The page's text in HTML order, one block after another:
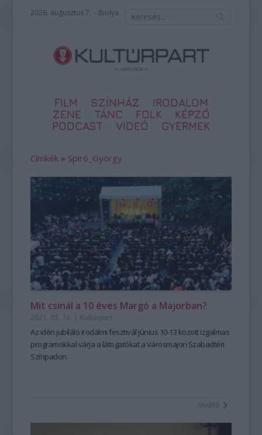
2026. augusztus 7. – Ibolya
FILM SZÍNHÁZ
IRODALOM
ZENE
TÁNC FOLK
KÉPZŐ
PODCAST
VIDEÓ GYERMEK
Címkék » Spiró_György
Mit csinál a 10 éves Margó a Majorban?
2021. 05. 16. | Kultúrpart
Az idén jubiláló irodalmi fesztivál június 10-13 között izgalmas
programokkal várja a látogatókat a Városmajori Szabadtéri
Színpadon.
tovább